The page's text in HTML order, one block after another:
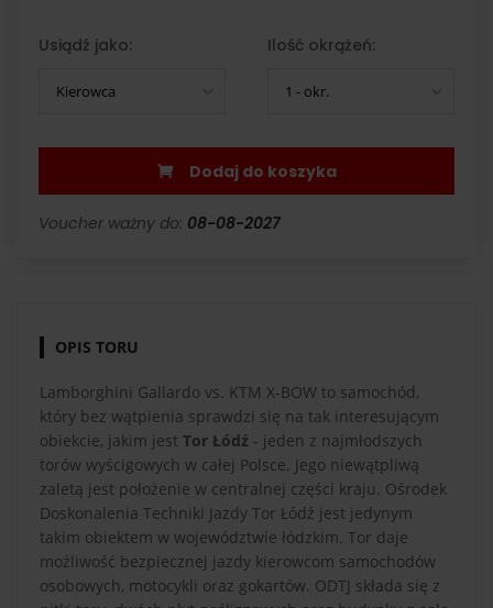
Usiądź jako:
Kierowca
Ilość okrążeń:
1 - okr.
Dodaj do koszyka
Voucher ważny do: 08-08-2027
OPIS TORU
Lamborghini Gallardo vs. KTM X-BOW to samochód,
który bez wątpienia sprawdzi się na tak interesującym
obiekcie, jakim jest Tor Łódź - jeden z najmłodszych
torów wyścigowych w całej Polsce. Jego niewątpliwą
zaletą jest położenie w centralnej części kraju. Ośrodek
Doskonalenia Techniki Jazdy Tor Łódź jest jedynym
takim obiektem w województwie łódzkim. Tor daje
możliwość bezpiecznej jazdy kierowcom samochodów
osobowych, motocykli oraz gokartów. ODTJ składa się z